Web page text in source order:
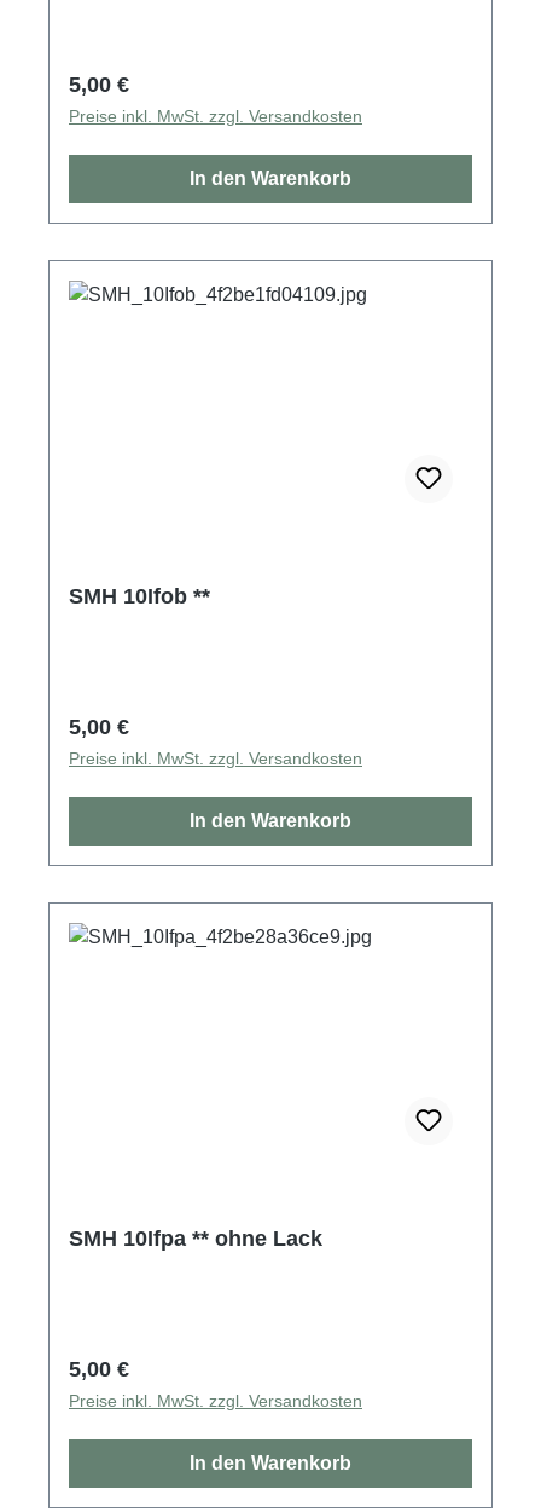
Regulärer Preis:
5,00 €
Preise inkl. MwSt. zzgl. Versandkosten
In den Warenkorb
SMH 10Ifob **
Regulärer Preis:
5,00 €
Preise inkl. MwSt. zzgl. Versandkosten
In den Warenkorb
SMH 10Ifpa ** ohne Lack
Regulärer Preis:
5,00 €
Preise inkl. MwSt. zzgl. Versandkosten
In den Warenkorb